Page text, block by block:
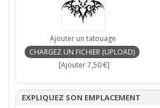
Ajouter un tatouage
[Ajouter 7,50 €]
EXPLIQUEZ SON EMPLACEMENT